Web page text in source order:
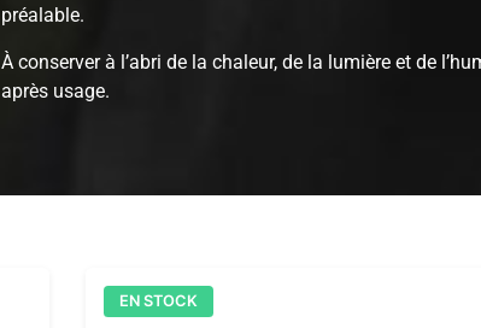
préalable.
À conserver à l’abri de la chaleur, de la lumière et de
après usage.
EN STOCK